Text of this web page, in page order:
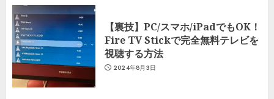
【裏技】PC/スマホ/iPadでもOK！
Fire TV Stickで完全無料テレビを
視聴する方法
2024年8月3日